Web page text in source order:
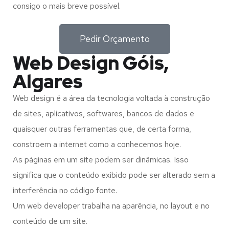
consigo o mais breve possível.
Pedir Orçamento
Web Design Góis,
Algares
Web design é a área da tecnologia voltada à construção
de sites, aplicativos, softwares, bancos de dados e
quaisquer outras ferramentas que, de certa forma,
constroem a internet como a conhecemos hoje.
As páginas em um site podem ser dinâmicas. Isso
significa que o conteúdo exibido pode ser alterado sem a
interferência no código fonte.
Um web developer trabalha na aparência, no layout e no
conteúdo de um site.